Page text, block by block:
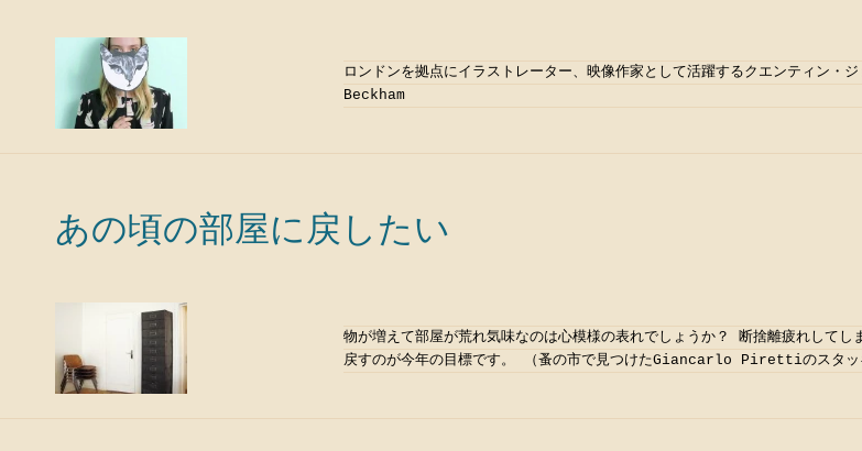
ロンドンを拠点にイラストレーター、映像作家として活躍するクエンテ
Beckham
あの頃の部屋に戻したい
物が増えて部屋が荒れ気味なのは心模様の表れでしょうか？ 断捨離疲れして
戻すのが今年の目標です。 （蚤の市で見つけたGiancarlo Pirettiのスタッ